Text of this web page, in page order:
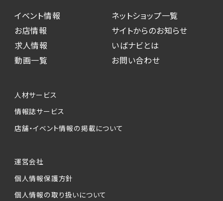
イベント情報
お店情報
求人情報
動画一覧
ネットショップ一覧
サイトからのお知らせ
いばナビとは
お問い合わせ
人材サービス
情報誌サービス
店舗・イベント情報の掲載について
運営会社
個人情報保護方針
個人情報の取り扱いについて